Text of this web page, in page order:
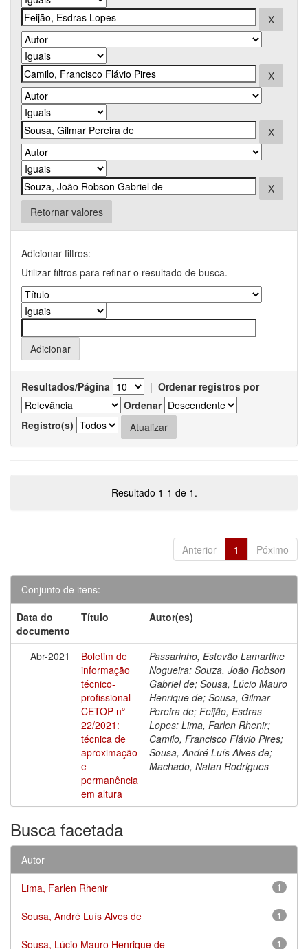
Retornar valores
Adicionar filtros:
Utilizar filtros para refinar o resultado de busca.
Resultados/Página | Ordenar registros por
Ordenar
Registro(s)
Resultado 1-1 de 1.
Anterior 1 Póximo
Conjunto de itens:
Data do
documento
Título Autor(es)
Abr-2021
Boletim de
informação
técnico-
profissional
CETOP nº
22/2021:
técnica de
aproximação
e
permanência
em altura
Passarinho, Estevão Lamartine
Nogueira; Souza, João Robson
Gabriel de; Sousa, Lúcio Mauro
Henrique de; Sousa, Gilmar
Pereira de; Feijão, Esdras
Lopes; Lima, Farlen Rhenir;
Camilo, Francisco Flávio Pires;
Sousa, André Luís Alves de;
Machado, Natan Rodrigues
Busca facetada
Autor
1
Lima, Farlen Rhenir
1
Sousa, André Luís Alves de
1
Sousa, Lúcio Mauro Henrique de